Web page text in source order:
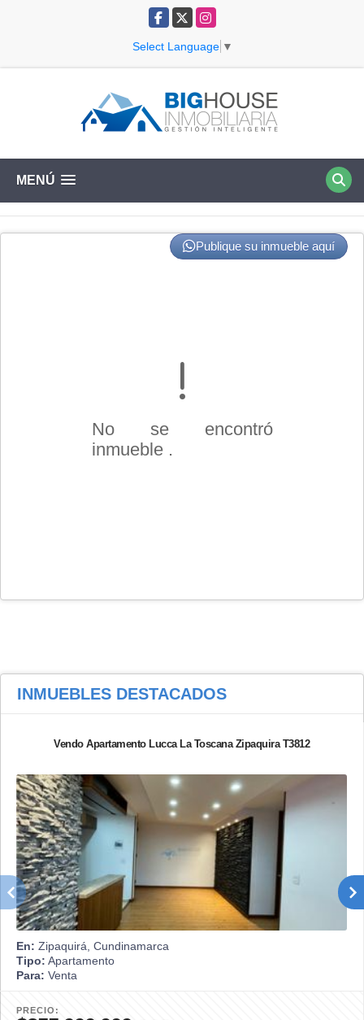
Publique su inmueble aquí
Facebook
X Instagram
Select Language ▼
MENÚ
No se encontró
inmueble .
INMUEBLES DESTACADOS
Vendo Apartamento Lucca La Toscana Zipaquira T3812
En: Zipaquirá, Cundinamarca
Tipo: Apartamento
Para: Venta
PRECIO: